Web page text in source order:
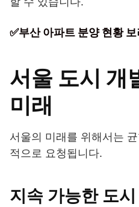
✅부산 아파트 분양 현황
서울 도시 개
미래
서울의 미래를 위해서는
적으로 요청됩니다.
지속 가능한 도